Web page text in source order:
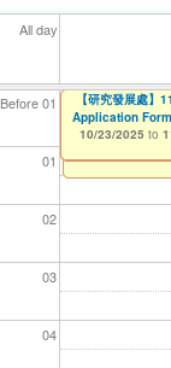
All day
Before 01
01
02
03
04
【資網處】
整合系統～表單
03/27/2013 to
【財務處】工讀
11/12/2021to
07/31/2027
【財務處】漏打
錄
11/15/2021 to
114學年度前程
表(服務學習教師
04/17/2022 to
114
02/
114
03/
【學
07/
114
09/
教務
11/
商品
11/
【研究發展處
"Achievement"
10/23/2025 to
Ja>_<pan2026
10/23/2025to
【研究發展處
Application
10/23/2025 to